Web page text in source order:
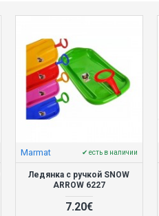
Marmat ✔ есть в наличии
Ледянка с ручкой SNOW
ARROW 6227
7.20€